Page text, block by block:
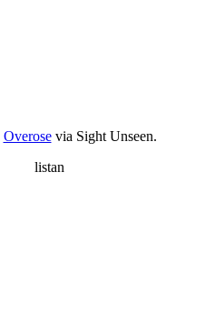
Overosevia Sight Unseen.